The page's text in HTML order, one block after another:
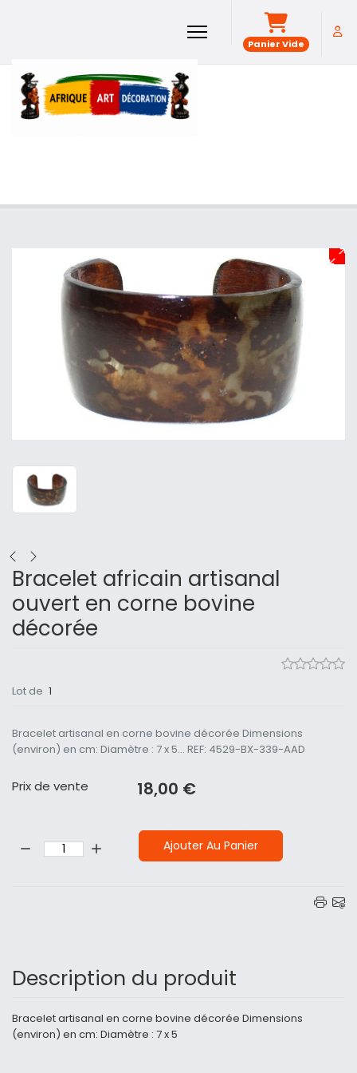
Panier Vide
Bracelet africain artisanal
ouvert en corne bovine
décorée
Lot de 1
Bracelet artisanal en corne bovine décorée Dimensions
(environ) en cm: Diamètre : 7 x 5... REF: 4529-BX-339-AAD
Prix ​​de vente 18,00 €
Ajouter Au Panier
Description du produit
Bracelet artisanal en corne bovine décorée Dimensions
(environ) en cm: Diamètre : 7 x 5